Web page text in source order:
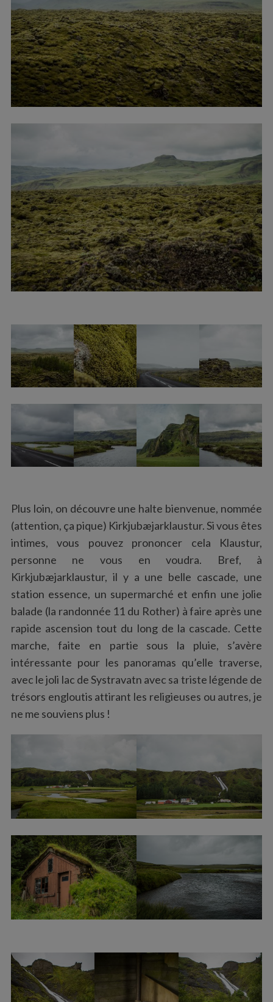
Plus loin, on découvre une halte bienvenue, nommée
(attention, ça pique) Kirkjubæjarklaustur. Si vous êtes
intimes, vous pouvez prononcer cela Klaustur,
personne ne vous en voudra. Bref, à
Kirkjubæjarklaustur, il y a une belle cascade, une
station essence, un supermarché et enfin une jolie
balade (la randonnée 11 du Rother) à faire après une
rapide ascension tout du long de la cascade. Cette
marche, faite en partie sous la pluie, s’avère
intéressante pour les panoramas qu’elle traverse,
avec le joli lac de Systravatn avec sa triste légende de
trésors engloutis attirant les religieuses ou autres, je
ne me souviens plus !